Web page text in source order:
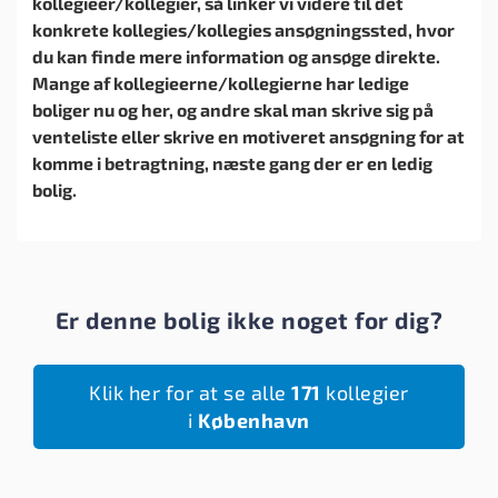
konkrete kollegies/kollegies ansøgningssted, hvor
du kan finde mere information og ansøge direkte.
Mange af kollegieerne/kollegierne har ledige
boliger nu og her, og andre skal man skrive sig på
venteliste eller skrive en motiveret ansøgning for at
komme i betragtning, næste gang der er en ledig
bolig.
Er denne bolig ikke noget for dig?
Klik her for at se alle171 kollegier
i København